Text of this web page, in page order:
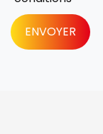
ENVOYER